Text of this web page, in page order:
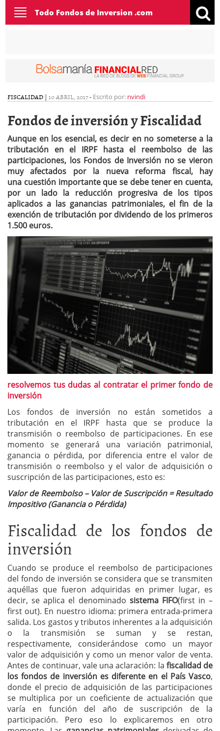
Toggle
navigation
Todo Fondos de Inversion .com
FISCALIDAD | 10 ABRIL, 2017- Escrito por: nvindi
Fondos de inversión y Fiscalidad
Aunque en los esencial, es decir en no someterse a la
tributación en el IRPF hasta el reembolso de las
participaciones, los Fondos de Inversión no se vieron
muy afectados por la nueva reforma fiscal, hay
una cuestión importante que se debe tener en cuenta,
por un lado la reducción progresiva de los tipos
aplicados a las ganancias patrimoniales, el fin de la
exención de tributación por dividendo de los primeros
1.500 euros.
resolvemos tus dudas al contratar el primer fondo de
inversión
Los fondos de inversión no están sometidos a
tributación en el IRPF hasta que se produce la
transmisión o reembolso de participaciones. En ese
momento se generará una variación patrimonial,
ganancia o pérdida, por diferencia entre el valor de
transmisión o reembolso y el valor de adquisición o
suscripción de las participaciones, esto es:
Valor de Reembolso – Valor de Suscripción = Resultado
Impositivo (Ganancia o Pérdida)
Fiscalidad de los fondos de
inversión
Cuando se produce el reembolso de participaciones
del fondo de inversión se considera que se transmiten
aquéllas que fueron adquiridas en primer lugar, es
decir, se aplica el denominado sistemaFIFO(first in –
first out). En nuestro idioma: primera entrada-primera
salida. Los gastos y tributos inherentes a la adquisición
o la transmisión se suman y se restan,
respectivamente, considerándose como un mayor
valor de adquisición y como un menor valor de venta.
Antes de continuar, vale una aclaración: la fiscalidad de
los fondos de inversión es diferente en el País Vasco,
donde el precio de adquisición de las participaciones
se multiplica por un coeficiente de actualización que
varía en función del año de suscripción de la
participación. Pero eso lo explicaremos en otro